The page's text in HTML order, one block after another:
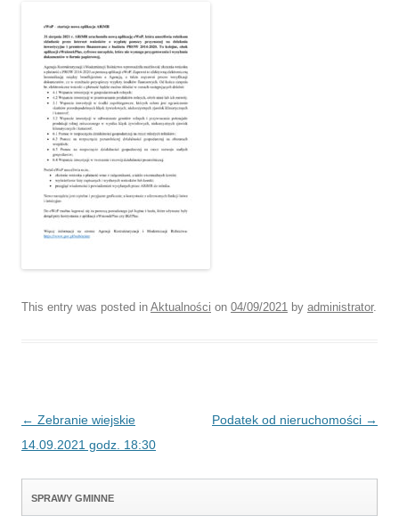
This entry was posted in Aktualności on 04/09/2021 by administrator.
Post navigation
← Zebranie wiejskie
14.09.2021 godz. 18:30
Podatek od nieruchomości →
SPRAWY GMINNE